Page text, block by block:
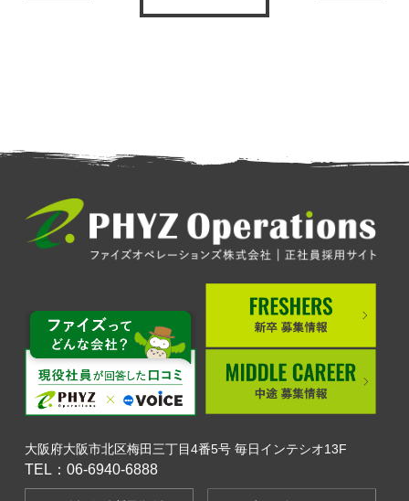
大阪府大阪市北区梅田三丁目4番5号 毎日インテシオ13F
TEL：06-6940-6888